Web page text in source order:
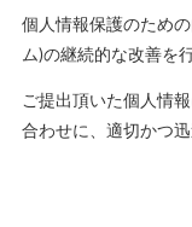
個人情報保護のため
ム)の継続的な改善を
ご提出頂いた個人情
合わせに、適切かつ